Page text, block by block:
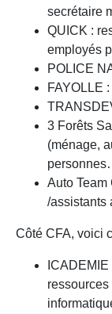
secrétaire
QUICK :
employés
POLICE
FAYOLLE
3 Forêts
(ménage,
Auto Team
/assistants
Côté CFA, voici